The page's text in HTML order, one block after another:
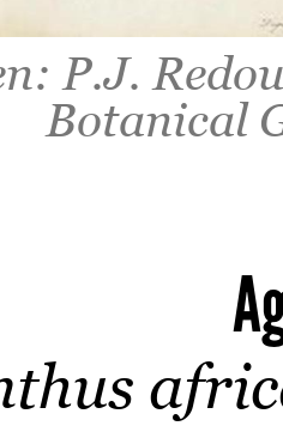
P.J.
Botanical